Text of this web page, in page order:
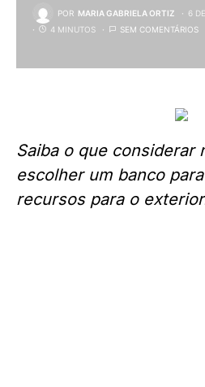
POR MARIA GABRIELA ORTIZ
6
4 MINUTOS
SEM COMENTÁRIOS
Saiba o que considerar
escolher um banco
recursos para o